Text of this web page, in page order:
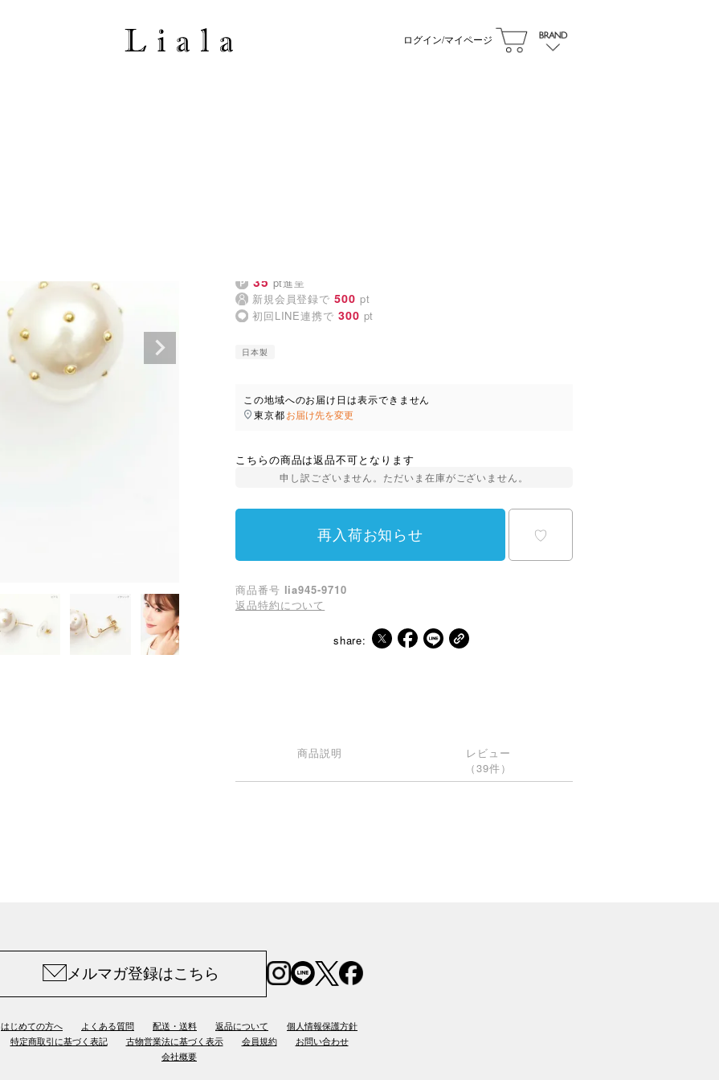
ログイン/マイページ
35 pt進呈
新規会員登録で 500 pt
初回LINE連携で 300 pt
日本製
この地域へのお届け日は表示できません
東京都お届け先を変更
こちらの商品は返品不可となります
申し訳ございません。ただいま在庫がございません。
再入荷お知らせ ♡
商品番号 lia945-9710
返品特約について
share:
商品説明
レビュー
（39件）
メルマガ登録はこちら
はじめての方へ よくある質問 配送・送料 返品について
個人情報保護方針
特定商取引に基づく表記
古物営業法に基づく表示 会員規約
お問い合わせ
会社概要